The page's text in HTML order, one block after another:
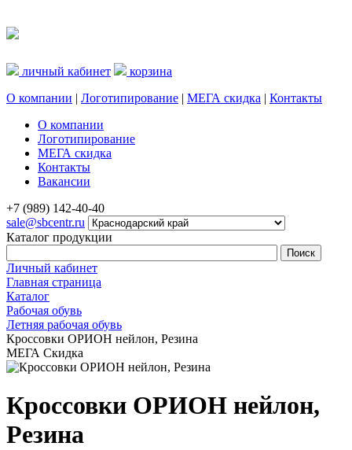
личный кабинет
корзина
О компании | Логотипирование | МЕГА скидка | Контакты
О компании
Логотипирование
МЕГА скидка
Контакты
Вакансии
+7 (989) 142-40-40
sale@sbcentr.ru
Каталог продукции
Личный кабинет
Главная страница
Каталог
Рабочая обувь
Летняя рабочая обувь
Кроссовки ОРИОН нейлон, Резина
МЕГА Скидка
Кроссовки ОРИОН нейлон,
Резина